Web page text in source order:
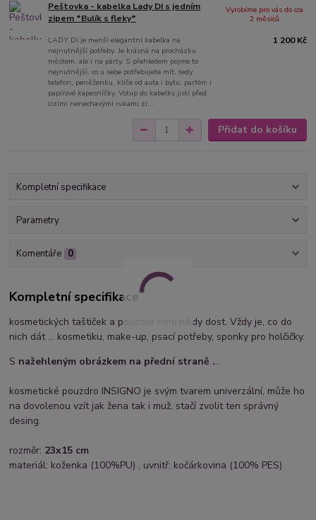
Peštovka - kabelka Lady DI s jedním
zipem *Bulík s fleky*
LADY DI je menší elegantní kabelka na
nejnutnější potřeby. Je krásná na procházku
městem, ale i na párty. S přehledem pojme to
nejnutnější, co u sebe potřebujete mít, tedy
telefon, peněženku, klíče od auta i bytu, parfém i
papírové kapesníčky. Vstup do kabelky jistí před
cizími nenechavými rukami zi...
1 200 Kč
Vyrobíme pro vás do cca
2 měsíců
Přidat do košíku
Kompletní specifikace
Parametry
Komentáře 0
Kompletní specifikace
kosmetických taštiček a pouzder není nikdy dost. Vždy je, co do
nich dát ... kosmetiku, make-up, psací potřeby, sponky pro holčičky.
S nažehleným obrázkem na přední straně ...
kosmetické pouzdro INSIGNO je svým tvarem univerzální, může ho
na dovolenou vzít jak žena tak i muž, stačí zvolit ten správný
desing.
rozměr: 23x15 cm
materiál: koženka (100%PU) , uvnitř: kočárkovina (100% PES)